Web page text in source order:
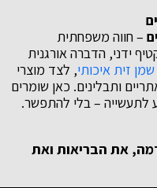
– חווה משפחתית
ידני, הדברה אורגנית
שמן זית איכותי, לצד מוצרי
ותבלינים. כאן שומרים
לתעשייה – בלי להתפשר.
את הבריאות ואת